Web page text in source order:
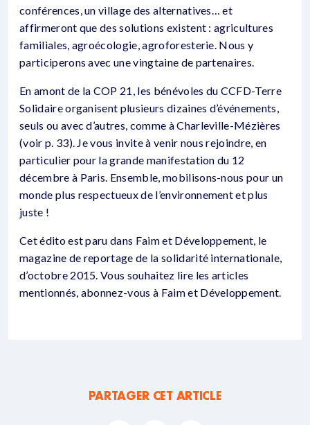
conférences, un village des alternatives… et
affirmeront que des solutions existent : agricultures
familiales, agroécologie, agroforesterie. Nous y
participerons avec une vingtaine de partenaires.
En amont de la COP 21, les bénévoles du CCFD-Terre
Solidaire organisent plusieurs dizaines d’événements,
seuls ou avec d’autres, comme à Charleville-Mézières
(voir p. 33). Je vous invite à venir nous rejoindre, en
particulier pour la grande manifestation du 12
décembre à Paris. Ensemble, mobilisons-nous pour un
monde plus respectueux de l’environnement et plus
juste !
Cet édito est paru dans Faim et Développement, le
magazine de reportage de la solidarité internationale,
d’octobre 2015. Vous souhaitez lire les articles
mentionnés, abonnez-vous à Faim et Développement.
PARTAGER CET ARTICLE